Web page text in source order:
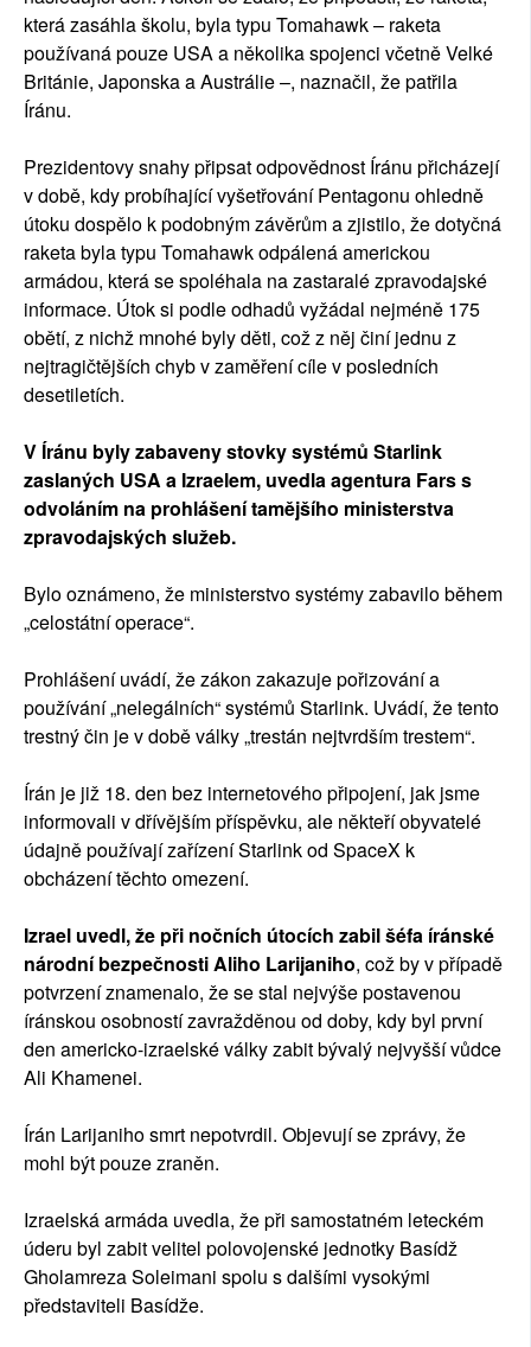
která zasáhla školu, byla typu Tomahawk – raketa
používaná pouze USA a několika spojenci včetně Velké
Británie, Japonska a Austrálie –, naznačil, že patřila
Íránu.
Prezidentovy snahy připsat odpovědnost Íránu přicházejí
v době, kdy probíhající vyšetřování Pentagonu ohledně
útoku dospělo k podobným závěrům a zjistilo, že dotyčná
raketa byla typu Tomahawk odpálená americkou
armádou, která se spoléhala na zastaralé zpravodajské
informace. Útok si podle odhadů vyžádal nejméně 175
obětí, z nichž mnohé byly děti, což z něj činí jednu z
nejtragičtějších chyb v zaměření cíle v posledních
desetiletích.
V Íránu byly zabaveny stovky systémů Starlink
zaslaných USA a Izraelem, uvedla agentura Fars s
odvoláním na prohlášení tamějšího ministerstva
zpravodajských služeb.
Bylo oznámeno, že ministerstvo systémy zabavilo během
„celostátní operace“.
Prohlášení uvádí, že zákon zakazuje pořizování a
používání „nelegálních“ systémů Starlink. Uvádí, že tento
trestný čin je v době války „trestán nejtvrdším trestem“.
Írán je již 18. den bez internetového připojení, jak jsme
informovali v dřívějším příspěvku, ale někteří obyvatelé
údajně používají zařízení Starlink od SpaceX k
obcházení těchto omezení.
Izrael uvedl, že při nočních útocích zabil šéfa íránské
národní bezpečnosti Aliho Larijaniho, což by v případě
potvrzení znamenalo, že se stal nejvýše postavenou
íránskou osobností zavražděnou od doby, kdy byl první
den americko-izraelské války zabit bývalý nejvyšší vůdce
Ali Khamenei.
Írán Larijaniho smrt nepotvrdil. Objevují se zprávy, že
mohl být pouze zraněn.
Izraelská armáda uvedla, že při samostatném leteckém
úderu byl zabit velitel polovojenské jednotky Basídž
Gholamreza Soleimani spolu s dalšími vysokými
představiteli Basídže.